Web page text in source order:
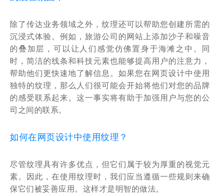
除了传达业务领域之外，纹理还可以帮助您创建所需的
沉浸式体验。例如，旅游公司的网站上添加沙子和噪音
的叠加层，可以让人们感觉仿佛置身于海滩之中。同
时，简洁的线条和科技元素也能够提高用户的注意力，
帮助他们更快速地了解信息。如果您在网页设计中使用
独特的纹理，那么人们很可能会开始将他们对您的品牌
的感受联系起来。这一事实将有助于加强用户与您的公
司之间的联系。
如何在网页设计中使用纹理？
尽管纹理具有许多优点，但它们属于较为厚重的视觉元
素。因此，在使用纹理时，我们应当遵循一些规则来确
保它们被妥善应用。这样才是明智的做法。